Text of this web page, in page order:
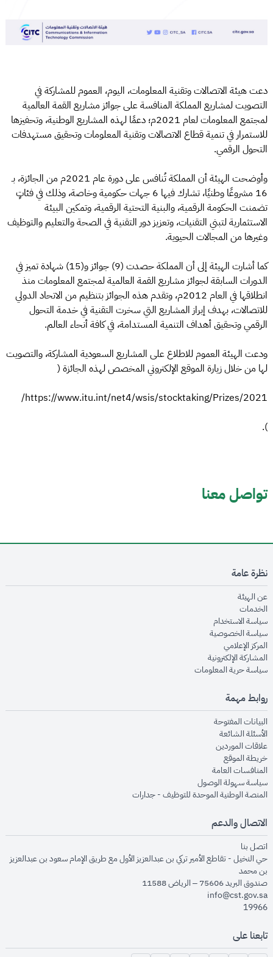
دعت هيئة الاتصالات وتقنية المعلومات، اليوم، العموم للمشاركة في
التصويت لمشاريع المملكة المنافسة على جوائز مشاريع القمة العالمية
لمجتمع المعلومات لعام 2021م؛ دعمًا لهذه المشاريع الوطنية، وتحفيزها
للاستمرار في تنمية قطاع الاتصالات وتقنية المعلومات وتحقيق مستهدفات
التحول الرقمي.
وأوضحت الهيئة أن المملكة تُنافس على دورة عام 2021م من الجائزة، بـ
16 مشروعًا وطنيًا، تشارك فيها 6 جهات حكومية وخاصة، وذلك في فئاتٍ
تضمنت الحكومة الرقمية، والبنية التحتية الرقمية، وتمكين البيئة
الاستثمارية لتبني التقنيات، وتعزيز دور التقنية في الصحة والتعليم والتوظيف
وغيرها من المجالات الحيوية.
كما أشارت الهيئة إلى أن المملكة حصدت (9) جوائز و(15) شهادة تميز في
الدورات السابقة لجوائز مشاريع القمة العالمية لمجتمع المعلومات منذ
انطلاقها في العام 2012م، وتقدم هذه الجوائز بتنظيم من الاتحاد الدولي
للاتصالات، بهدف إبراز المشاريع التي سخرت التقنية في خدمة التحول
الرقمي وتحقيق أهداف التنمية المستدامة، في كافة أنحاء العالم.
ودعت الهيئة العموم للاطلاع على المشاريع السعودية المشاركة، والتصويت
لها من خلال زيارة الموقع الإلكتروني المخصص لهذه الجائزة (
https://www.itu.int/net4/wsis/stocktaking/Prizes/2021/
).
تواصل معنا
نظرة عامة
عن الهيئةopens in new window
الخدماتopens in new window
سياسة الاستخدامopens in new window
سياسة الخصوصيةopens in new window
المركز الإعلاميopens in new window
المشاركة الإلكترونيةopens in new window
سياسة حرية المعلوماتopens in new window
روابط مهمة
البيانات المفتوحةopens in new window
الأسئلة الشائعةopens in new window
علاقات الموردينopens in new window
خريطة الموقعopens in new window
المنافسات العامةopens in new window
سياسة سهولة الوصولopens in new window
المنصة الوطنية الموحدة للتوظيف - جداراتopens in new window
الاتصال والدعم
اتصل بنا
حي النخيل - تقاطع الأمير تركي بن عبدالعزيز الأول مع طريق الإمام سعود بن عبدالعزيز
بن محمد
صندوق البريد 75606 – الرياض 11588
info@cst.gov.sa
19966
تابعنا على